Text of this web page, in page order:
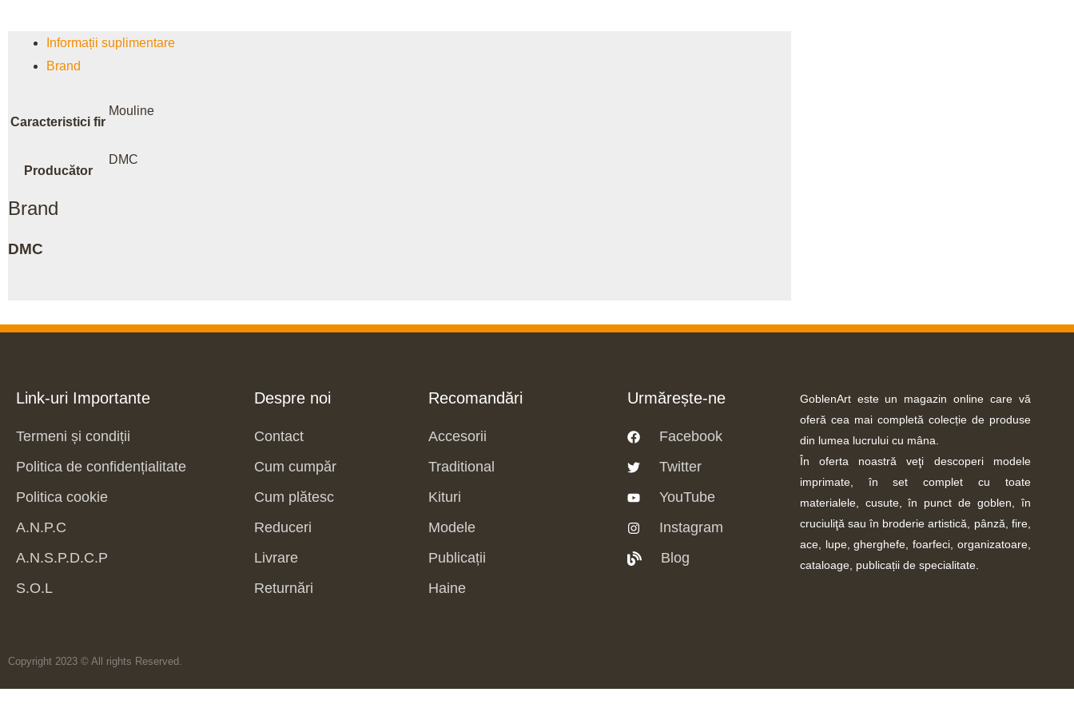
Informații suplimentare
Brand
Caracteristici fir
Mouline
Producător
DMC
Brand
DMC
Link-uri Importante
Termeni și condiții
Politica de confidențialitate
Politica cookie
A.N.P.C
A.N.S.P.D.C.P
S.O.L
Despre noi
Contact
Cum cumpăr
Cum plătesc
Reduceri
Livrare
Returnări
Recomandări
Accesorii
Traditional
Kituri
Modele
Publicații
Haine
Urmărește-ne
Facebook
Twitter
YouTube
Instagram
Blog
GoblenArt este un magazin online care vă
oferă cea mai completă colecție de produse
din lumea lucrului cu mâna.
În oferta noastră veţi descoperi modele
imprimate, în set complet cu toate
materialele, cusute, în punct de goblen, în
cruciuliţă sau în broderie artistică, pânză, fire,
ace, lupe, gherghefe, foarfeci, organizatoare,
cataloage, publicații de specialitate.
Copyright 2023 © All rights Reserved.